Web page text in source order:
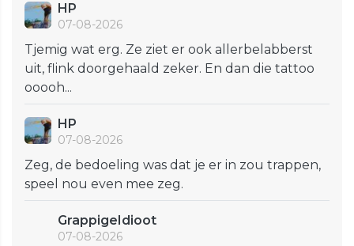
HP
07-08-2026
Tjemig wat erg. Ze ziet er ook allerbelabberst
uit, flink doorgehaald zeker. En dan die tattoo
ooooh...
HP
07-08-2026
Zeg, de bedoeling was dat je er in zou trappen,
speel nou even mee zeg.
GrappigeIdioot
07-08-2026